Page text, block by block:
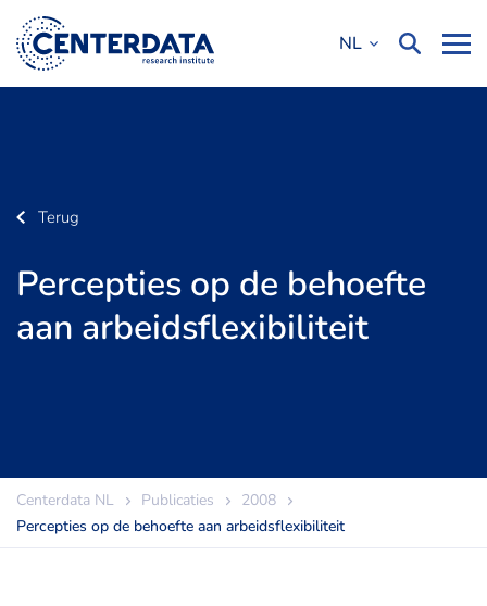
NL
Terug
Percepties op de behoefte
aan arbeidsflexibiliteit
Centerdata NL Publicaties
2008
Percepties op de behoefte aan arbeidsflexibiliteit